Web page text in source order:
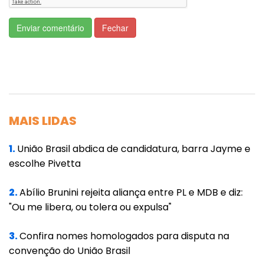
2030 uma produção de grãos 70% maior do
que a existente hoje e que são necessários
sustentável e quem defende isso "não
"Como um empreendimento ferroviário que é
funciona como barreira verde e contém a
milhão de toneladas de CO2 da atmosfera,
que promove plantio compensatório, que vai
Enviar comentário Fechar
MAIS LIDAS
1.União Brasil abdica de candidatura, barra Jayme e
escolhe Pivetta
2.Abílio Brunini rejeita aliança entre PL e MDB e diz:
"Ou me libera, ou tolera ou expulsa"
3.Confira nomes homologados para disputa na
convenção do União Brasil